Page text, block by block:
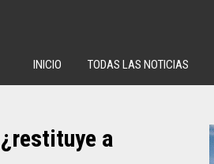
INICIO TODAS LAS NOTICIAS
a